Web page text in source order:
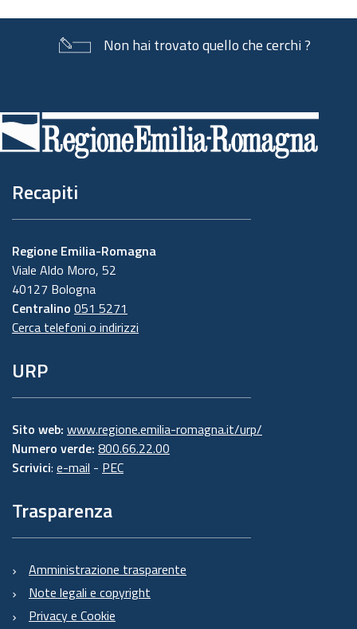
Non hai trovato quello che cerchi ?
di
pagina
Recapiti
Regione Emilia-Romagna
Viale Aldo Moro, 52
40127 Bologna
Centralino 051 5271
Cerca telefoni o indirizzi
URP
Sito web: www.regione.emilia-romagna.it/urp/
Numero verde: 800.66.22.00
Scrivici: e-mail - PEC
Trasparenza
Amministrazione trasparente
Note legali e copyright
Privacy e Cookie